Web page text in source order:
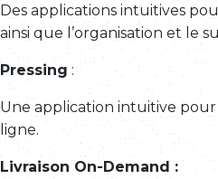
Des applications intuitives
ainsi que l’organisation et le
Pressing :
Une application intuitive pour
ligne.
Livraison On-Demand :